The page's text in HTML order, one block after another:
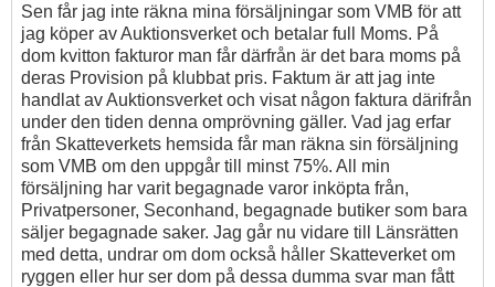
Sen får jag inte räkna mina försäljningar som VMB för att
jag köper av Auktionsverket och betalar full Moms. På
dom kvitton fakturor man får därfrån är det bara moms på
deras Provision på klubbat pris. Faktum är att jag inte
handlat av Auktionsverket och visat någon faktura därifrån
under den tiden denna omprövning gäller. Vad jag erfar
från Skatteverkets hemsida får man räkna sin försäljning
som VMB om den uppgår till minst 75%. All min
försäljning har varit begagnade varor inköpta från,
Privatpersoner, Seconhand, begagnade butiker som bara
säljer begagnade saker. Jag går nu vidare till Länsrätten
med detta, undrar om dom också håller Skatteverket om
ryggen eller hur ser dom på dessa dumma svar man fått